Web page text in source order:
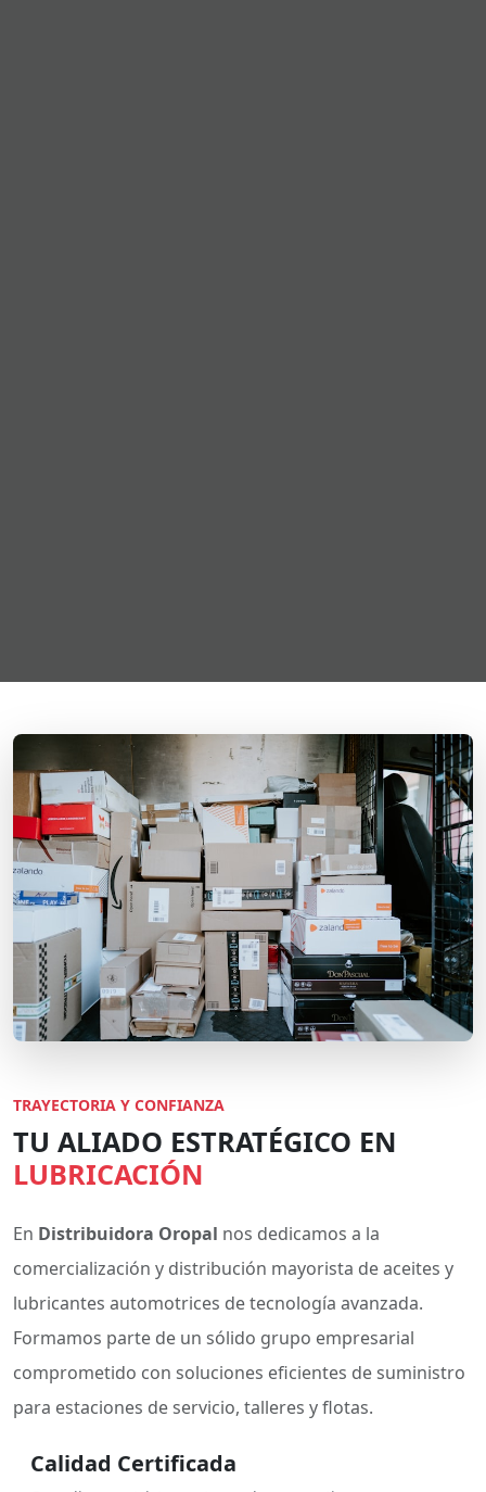
TRAYECTORIA Y CONFIANZA
TU ALIADO ESTRATÉGICO EN
LUBRICACIÓN
En Distribuidora Oropal nos dedicamos a la
comercialización y distribución mayorista de aceites y
lubricantes automotrices de tecnología avanzada.
Formamos parte de un sólido grupo empresarial
comprometido con soluciones eficientes de suministro
para estaciones de servicio, talleres y flotas.
Calidad Certificada